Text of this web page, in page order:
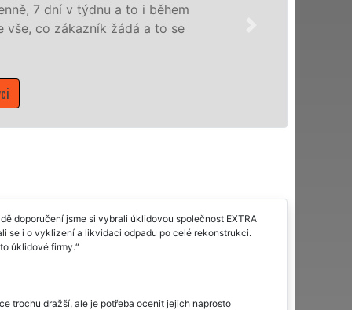
nabízíme pro všechny obchodní
domácnosti v celém Moravskoslezském
doporučení jsme si vybrali úklidovou společnost EXTRA
se i o vyklizení a likvidaci odpadu po celé rekonstrukci.
úklidové firmy.
trochu dražší, ale je potřeba ocenit jejich naprosto